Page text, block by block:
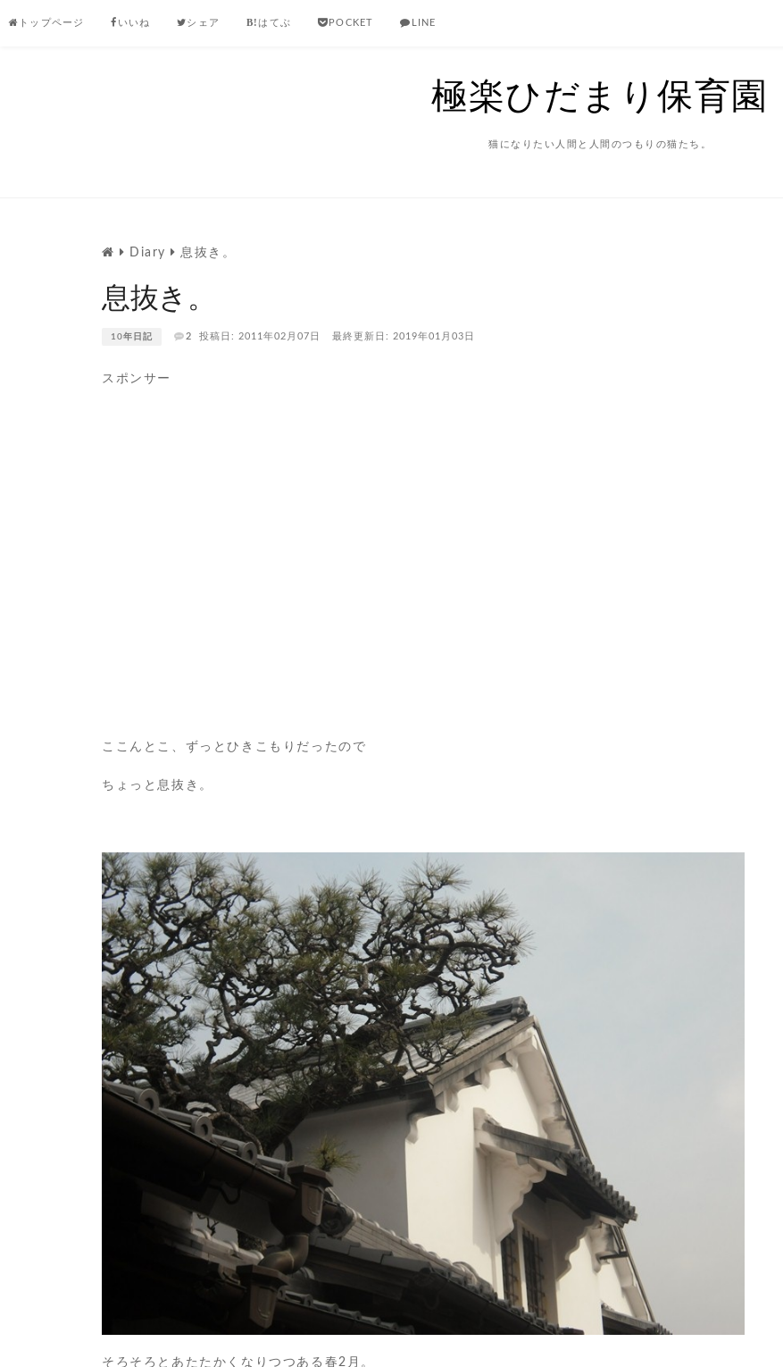
to
トップページ いいね シェア はてぶ POCKET LINE
極楽ひだまり保育園
猫になりたい人間と人間のつもりの猫たち。
Diary 息抜き。
息抜き。
10年日記 2 投稿日: 2011年02月07日 最終更新日: 2019年01月03日
スポンサー
ここんとこ、ずっとひきこもりだったので
ちょっと息抜き。
そろそろとあたたかくなりつつある春2月。